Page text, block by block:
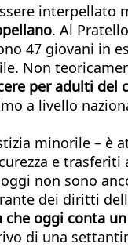
interpellato
. Al
47 giovani in
Non
per adulti del
a livello
minorile – è
e trasferiti
non sono
dei diritti
che oggi conta
di una